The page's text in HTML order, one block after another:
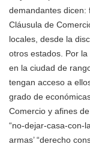
demandantes dicen:
Cláusula de
locales, desde la
otros estados. Por
en la ciudad de
tengan acceso a
grado de
Comercio y afines
“no-dejar-casa-con-
armas’ “derecho